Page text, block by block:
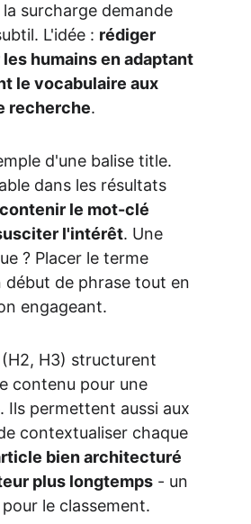
surcharge demande
L'idée : rédiger
humains en adaptant
le vocabulaire aux
recherche.
d'une balise title.
dans les résultats
contenir le mot-clé
l'intérêt. Une
? Placer le terme
de phrase tout en
engageant.
H3) structurent
contenu pour une
Ils permettent aussi aux
contextualiser chaque
bien architecturé
plus longtemps - un
le classement.